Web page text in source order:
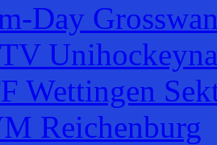
Day
Wettingen
Reichenburg